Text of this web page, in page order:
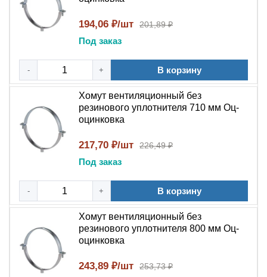
194,06 ₽/шт 201,89 ₽
Под заказ
- + В корзину
Хомут вентиляционный без
резинового уплотнителя 710 мм Оц-
оцинковка
217,70 ₽/шт 226,49 ₽
Под заказ
- + В корзину
Хомут вентиляционный без
резинового уплотнителя 800 мм Оц-
оцинковка
243,89 ₽/шт 253,73 ₽